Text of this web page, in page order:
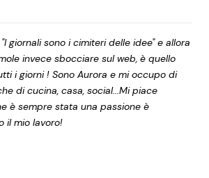
giornali sono i cimiteri delle idee" e allora
invece sbocciare sul web, è quello
i giorni ! Sono Aurora e mi occupo di
di cucina, casa, social...Mi piace
è sempre stata una passione è
il mio lavoro!